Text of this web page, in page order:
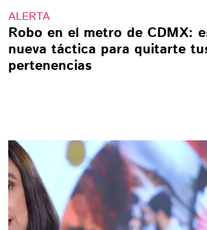
ALERTA
Robo en el metro de CDMX: esta es la
nueva táctica para quitarte
pertenencias